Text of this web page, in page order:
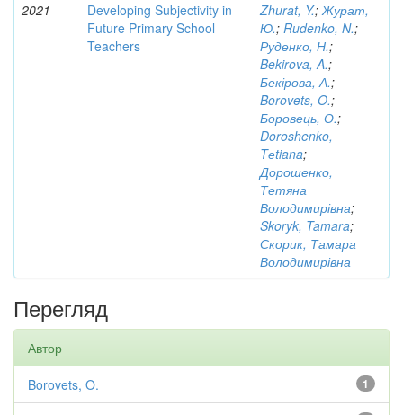
2021
Developing Subjectivity in
Future Primary School
Teachers
Zhurat, Y.;Журат,
Ю.; Rudenko, N.;
Руденко, Н.;
Bekirova, A.;
Бекірова, А.;
Borovets, O.;
Боровець, О.;
Doroshenko,
Tеtiana;
Дорошенко,
Тетяна
Володимирівна;
Skoryk, Tamara;
Скорик, Тамара
Володимирівна
Перегляд
Автор
1
Borovets, O.